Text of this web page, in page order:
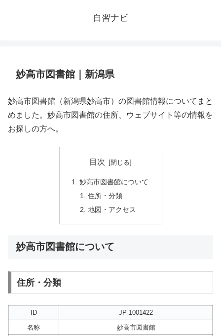
自習ナビ
妙高市図書館｜新潟県
妙高市図書館（新潟県妙高市）の図書館情報についてまと
めました。妙高市図書館の住所、ウェブサイト等の情報を
お探しの方へ。
目次
妙高市図書館について
住所・分類
地図・アクセス
妙高市図書館について
住所・分類
ID
JP-1001422
名称
妙高市図書館